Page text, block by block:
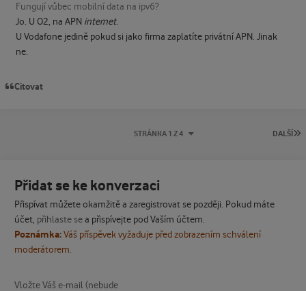
Fungují vůbec mobilní data na ipv6?
Jo. U O2, na APN internet.
U Vodafone jedině pokud si jako firma zaplatíte privátní APN. Jinak
ne.
Citovat
DALŠÍ
STRÁNKA 1 Z 4
Přidat se ke konverzaci
Přispívat můžete okamžitě a zaregistrovat se později. Pokud máte
účet, přihlaste sea přispívejte pod Vaším účtem.
Poznámka:Váš příspěvek vyžaduje před zobrazením schválení
moderátorem.